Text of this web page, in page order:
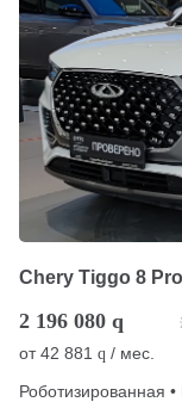
Chery Tiggo 8
2 196 080 q
от42 881 q / мес.
Роботизированная